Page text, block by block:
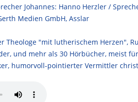
Johannes: Hanno Herzler /
Medien GmbH, Asslar
Theologe "mit lutherischem Herzen",
und mehr als 30 Hörbücher, meist
humorvoll-pointierter Vermittler